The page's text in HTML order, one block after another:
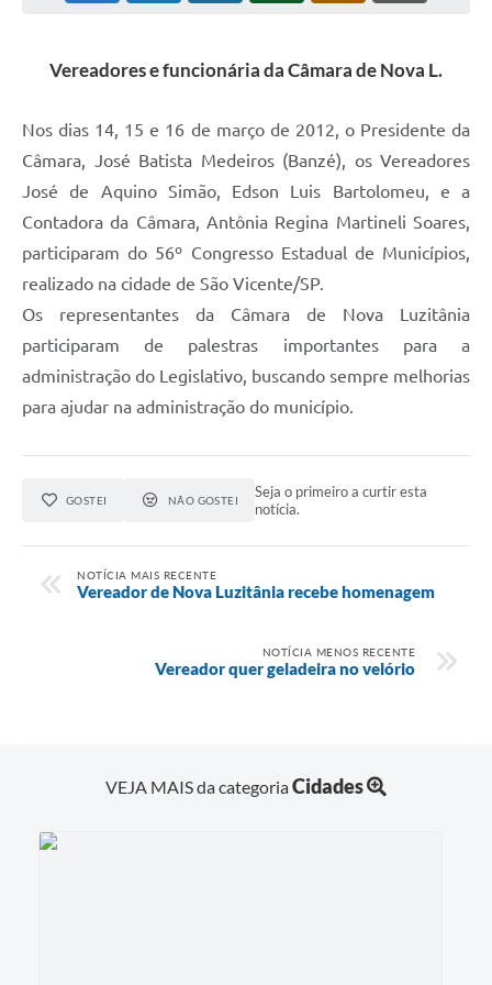
Ouvidoria
Galeria de Vídeos
Secretarias
Contas Públicas
Legislação
Links
Serviços Online
Telefones Úteis
A Prefeitura
Vereadores e funcionária da Câmara de Nova L.
Nos dias 14, 15 e 16 de março de 2012, o Presidente da
Câmara, José Batista Medeiros (Banzé), os Vereadores
José de Aquino Simão, Edson Luis Bartolomeu, e a
Contadora da Câmara, Antônia Regina Martineli Soares,
participaram do 56º Congresso Estadual de Municípios,
realizado na cidade de São Vicente/SP.
Os representantes da Câmara de Nova Luzitânia
participaram de palestras importantes para a
administração do Legislativo, buscando sempre melhorias
para ajudar na administração do município.
GOSTEI NÃO GOSTEI
Seja o primeiro a curtir esta
notícia.
NOTÍCIA MAIS RECENTE
Vereador de Nova Luzitânia recebe homenagem
NOTÍCIA MENOS RECENTE
Vereador quer geladeira no velório
VEJA MAIS da categoriaCidades